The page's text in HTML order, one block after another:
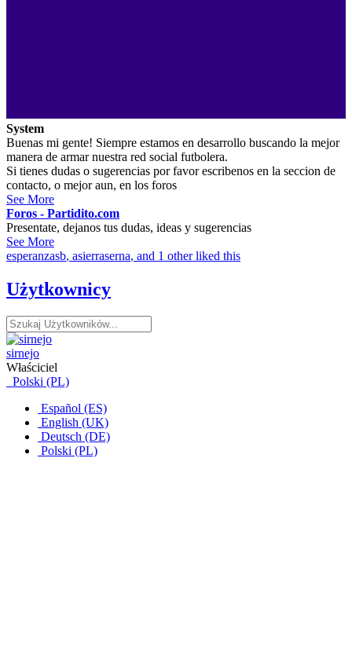
System
Buenas mi gente! Siempre estamos en desarrollo buscando la mejor
manera de armar nuestra red social futbolera.
Si tienes dudas o sugerencias por favor escribenos en la seccion de
contacto, o mejor aun, en los foros
See More
Foros - Partidito.com
Presentate, dejanos tus dudas, ideas y sugerencias
See More
esperanzasb, asierraserna, and 1 other liked this
Użytkownicy
sirnejo
Właściciel
Polski (PL)
Español (ES)
English (UK)
Deutsch (DE)
Polski (PL)